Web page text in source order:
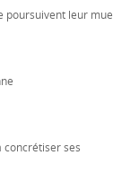
poursuivent leur mue
concrétiser ses